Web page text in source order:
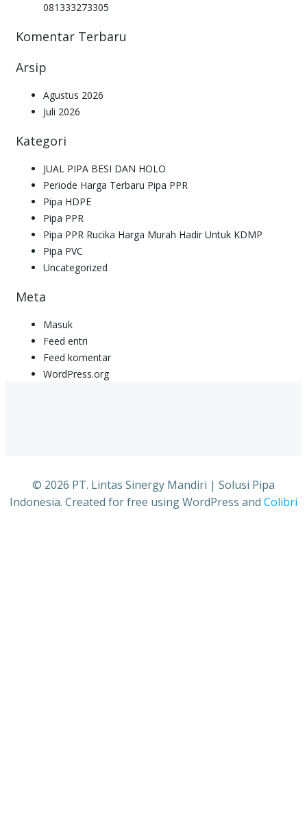
081333273305
Komentar Terbaru
Arsip
Agustus 2026
Juli 2026
Kategori
JUAL PIPA BESI DAN HOLO
Periode Harga Terbaru Pipa PPR
Pipa HDPE
Pipa PPR
Pipa PPR Rucika Harga Murah Hadir Untuk KDMP
Pipa PVC
Uncategorized
Meta
Masuk
Feed entri
Feed komentar
WordPress.org
© 2026 PT. Lintas Sinergy Mandiri | Solusi Pipa
Indonesia. Created for free using WordPress and Colibri